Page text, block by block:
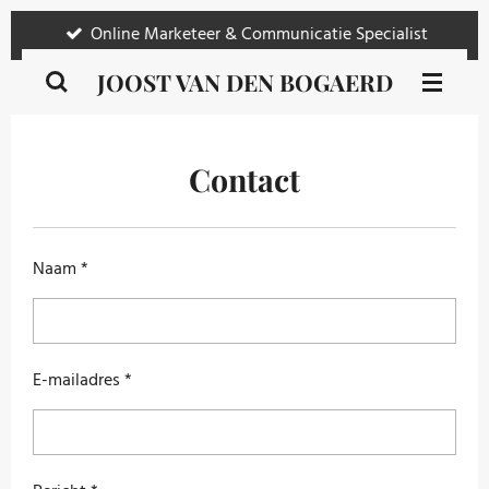
direct
naar
JOOST VAN DEN BOGAERD
Online Marketeer & Communicatie Specialist
Contact
Naam *
E-mailadres *